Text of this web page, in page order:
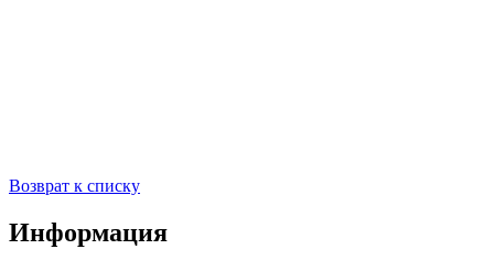
Возврат к списку
Информация